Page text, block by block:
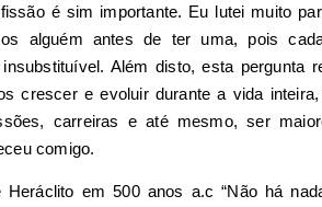
é sim importante. Eu lutei muito
alguém antes de ter uma, pois
Além disto, esta pergunta
crescer e evoluir durante a vida
carreiras e até mesmo, ser
comigo.
Heráclito em 500 anos a.c “Não há